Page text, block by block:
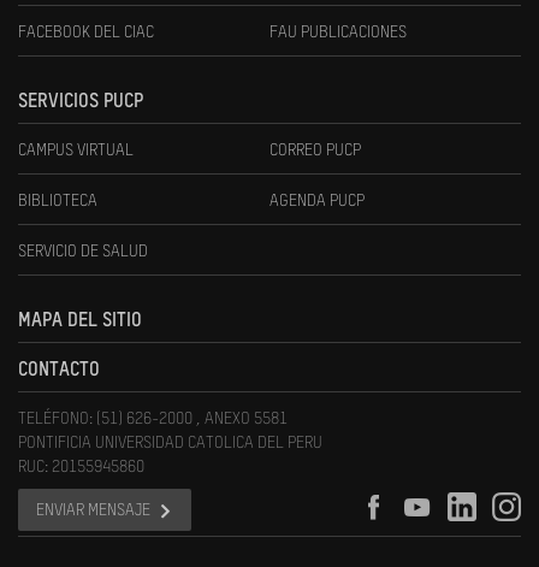
FACEBOOK DEL CIAC FAU PUBLICACIONES
SERVICIOS PUCP
CAMPUS VIRTUAL CORREO PUCP
BIBLIOTECA AGENDA PUCP
SERVICIO DE SALUD
MAPA DEL SITIO
CONTACTO
TELÉFONO: (51) 626-2000 , ANEXO 5581
PONTIFICIA UNIVERSIDAD CATOLICA DEL PERU
RUC: 20155945860
ENVIAR MENSAJE